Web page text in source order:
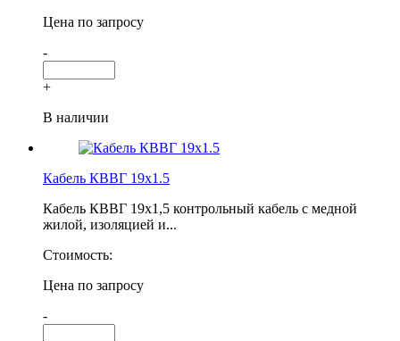
Цена по запросу
-
+
В наличии
Кабель КВВГ 19х1.5
Кабель КВВГ 19х1,5 контрольный кабель с медной
жилой, изоляцией и...
Стоимость:
Цена по запросу
-